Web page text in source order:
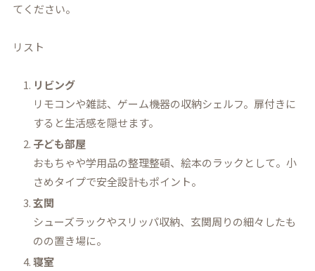
てください。
リスト
リビング
リモコンや雑誌、ゲーム機器の収納シェルフ。扉付きに
すると生活感を隠せます。
子ども部屋
おもちゃや学用品の整理整頓、絵本のラックとして。小
さめタイプで安全設計もポイント。
玄関
シューズラックやスリッパ収納、玄関周りの細々したも
のの置き場に。
寝室